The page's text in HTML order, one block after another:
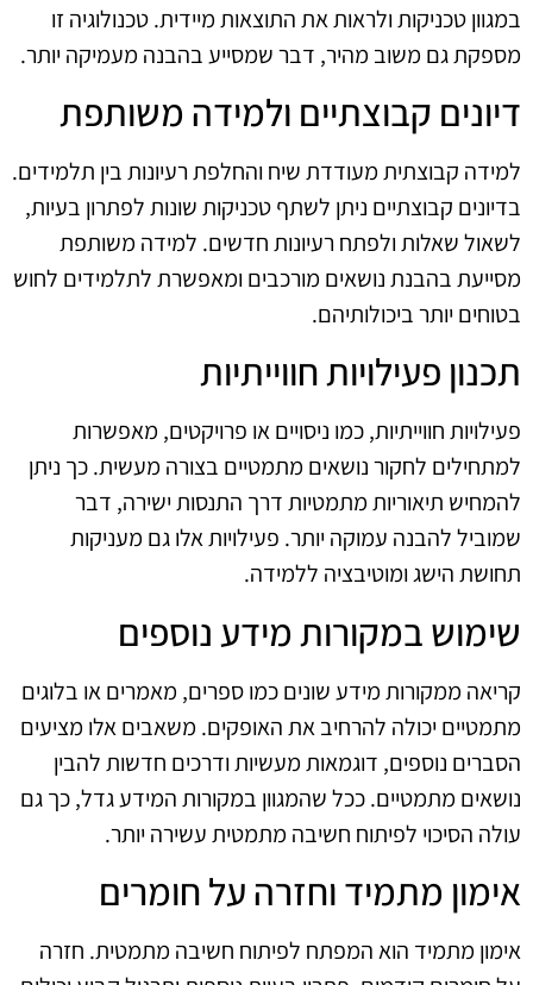
במגוון טכניקות ולראות את התוצאות מיידית. טכנולוגיה זו
מספקת גם משוב מהיר, דבר שמסייע בהבנה מעמיקה יותר.
דיונים קבוצתיים ולמידה משותפת
למידה קבוצתית מעודדת שיח והחלפת רעיונות בין תלמידים.
בדיונים קבוצתיים ניתן לשתף טכניקות שונות לפתרון בעיות,
לשאול שאלות ולפתח רעיונות חדשים. למידה משותפת
מסייעת בהבנת נושאים מורכבים ומאפשרת לתלמידים לחוש
בטוחים יותר ביכולותיהם.
תכנון פעילויות חווייתיות
פעילויות חווייתיות, כמו ניסויים או פרויקטים, מאפשרות
למתחילים לחקור נושאים מתמטיים בצורה מעשית. כך ניתן
להמחיש תיאוריות מתמטיות דרך התנסות ישירה, דבר
שמוביל להבנה עמוקה יותר. פעילויות אלו גם מעניקות
תחושת הישג ומוטיבציה ללמידה.
שימוש במקורות מידע נוספים
קריאה ממקורות מידע שונים כמו ספרים, מאמרים או בלוגים
מתמטיים יכולה להרחיב את האופקים. משאבים אלו מציעים
הסברים נוספים, דוגמאות מעשיות ודרכים חדשות להבין
נושאים מתמטיים. ככל שהמגוון במקורות המידע גדל, כך גם
עולה הסיכוי לפיתוח חשיבה מתמטית עשירה יותר.
אימון מתמיד וחזרה על חומרים
אימון מתמיד הוא המפתח לפיתוח חשיבה מתמטית. חזרה